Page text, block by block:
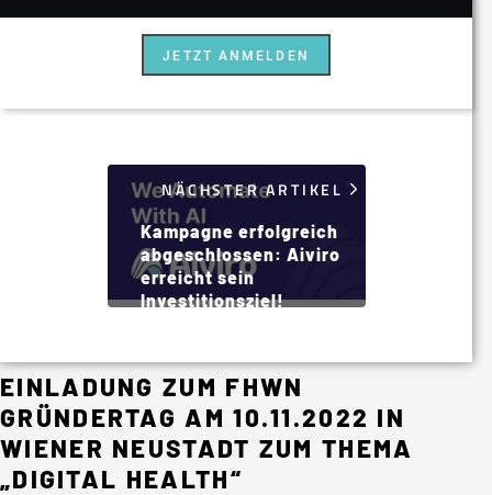
JETZT ANMELDEN
Kampagne erfolgreich
abgeschlossen: Aiviro
erreicht sein
Investitionsziel!
NÄCHSTER ARTIKEL
EINLADUNG ZUM FHWN
GRÜNDERTAG AM 10.11.2022 IN
WIENER NEUSTADT ZUM THEMA
„DIGITAL HEALTH“